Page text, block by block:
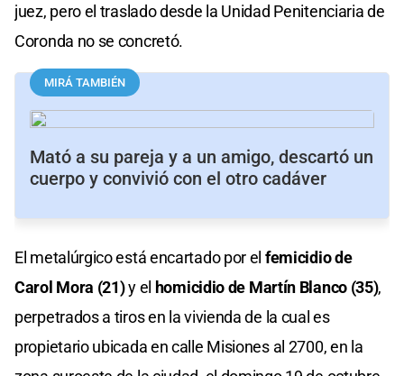
juez, pero el traslado desde la Unidad Penitenciaria de
Coronda no se concretó.
MIRÁ TAMBIÉN
Mató a su pareja y a un amigo, descartó un
cuerpo y convivió con el otro cadáver
El metalúrgico está encartado por el femicidio de
Carol Mora (21)y el homicidio de Martín Blanco (35),
perpetrados a tiros en la vivienda de la cual es
propietario ubicada en calle Misiones al 2700, en la